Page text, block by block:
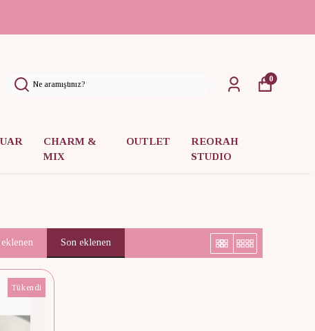
CHARM &
MIX
OUTLET
REORAH
STUDIO
0
Son eklenen
Tükendi